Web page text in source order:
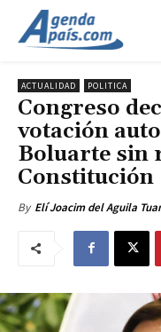
ACTUALIDAD POLITICA
Congreso
votación
Boluarte sin
Constitución
By Elí Joacim del Aguila